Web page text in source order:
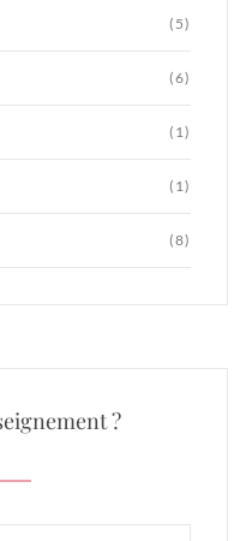
(5)
(6)
(1)
(1)
(8)
?